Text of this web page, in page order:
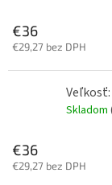
€36
€29,27 bez DPH
Veľkosť:
Skladom
€36
€29,27 bez DPH